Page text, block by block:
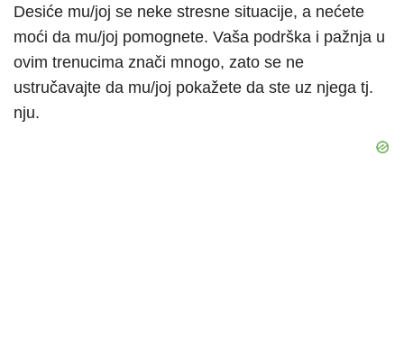
Desiće mu/joj se neke stresne situacije, a nećete
moći da mu/joj pomognete. Vaša podrška i pažnja u
ovim trenucima znači mnogo, zato se ne
ustručavajte da mu/joj pokažete da ste uz njega tj.
nju.